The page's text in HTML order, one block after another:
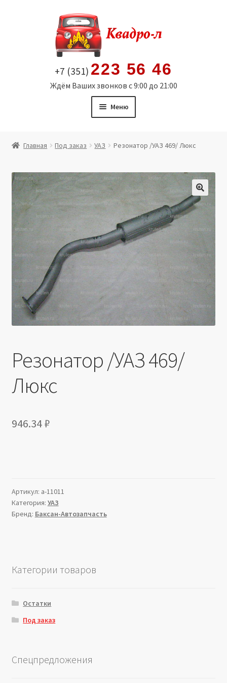
содержимому
+7 (351) 223 56 46
Ждём Ваших звонков с 9:00 до 21:00
Меню
Мой аккаунт
Политика в отношении обработки персональных
данных
Производители
Юридические данные
Главная Под заказ УАЗ Резонатор /УАЗ 469/ Люкс
🔍
Резонатор /УАЗ 469/
Люкс
946.34₽
Артикул: a-11011
Категория: УАЗ
Бренд: Баксан-Автозапчасть
Категории товаров
Остатки
Под заказ
Спецпредложения